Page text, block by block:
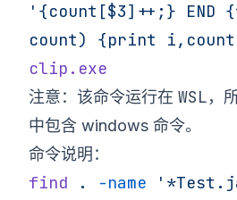
'{count[$3]++;}
count) {print
clip.exe
注意：该命令运行在 WSL，
中包含 windows 命令。
命令说明：
find . -name